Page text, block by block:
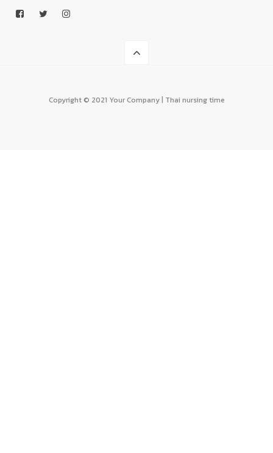
Copyright © 2021 Your Company | Thai nursing time